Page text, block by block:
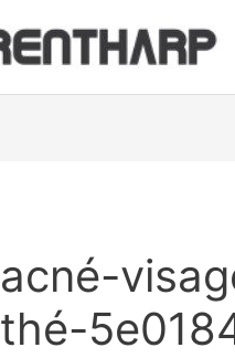
acné-
thé-